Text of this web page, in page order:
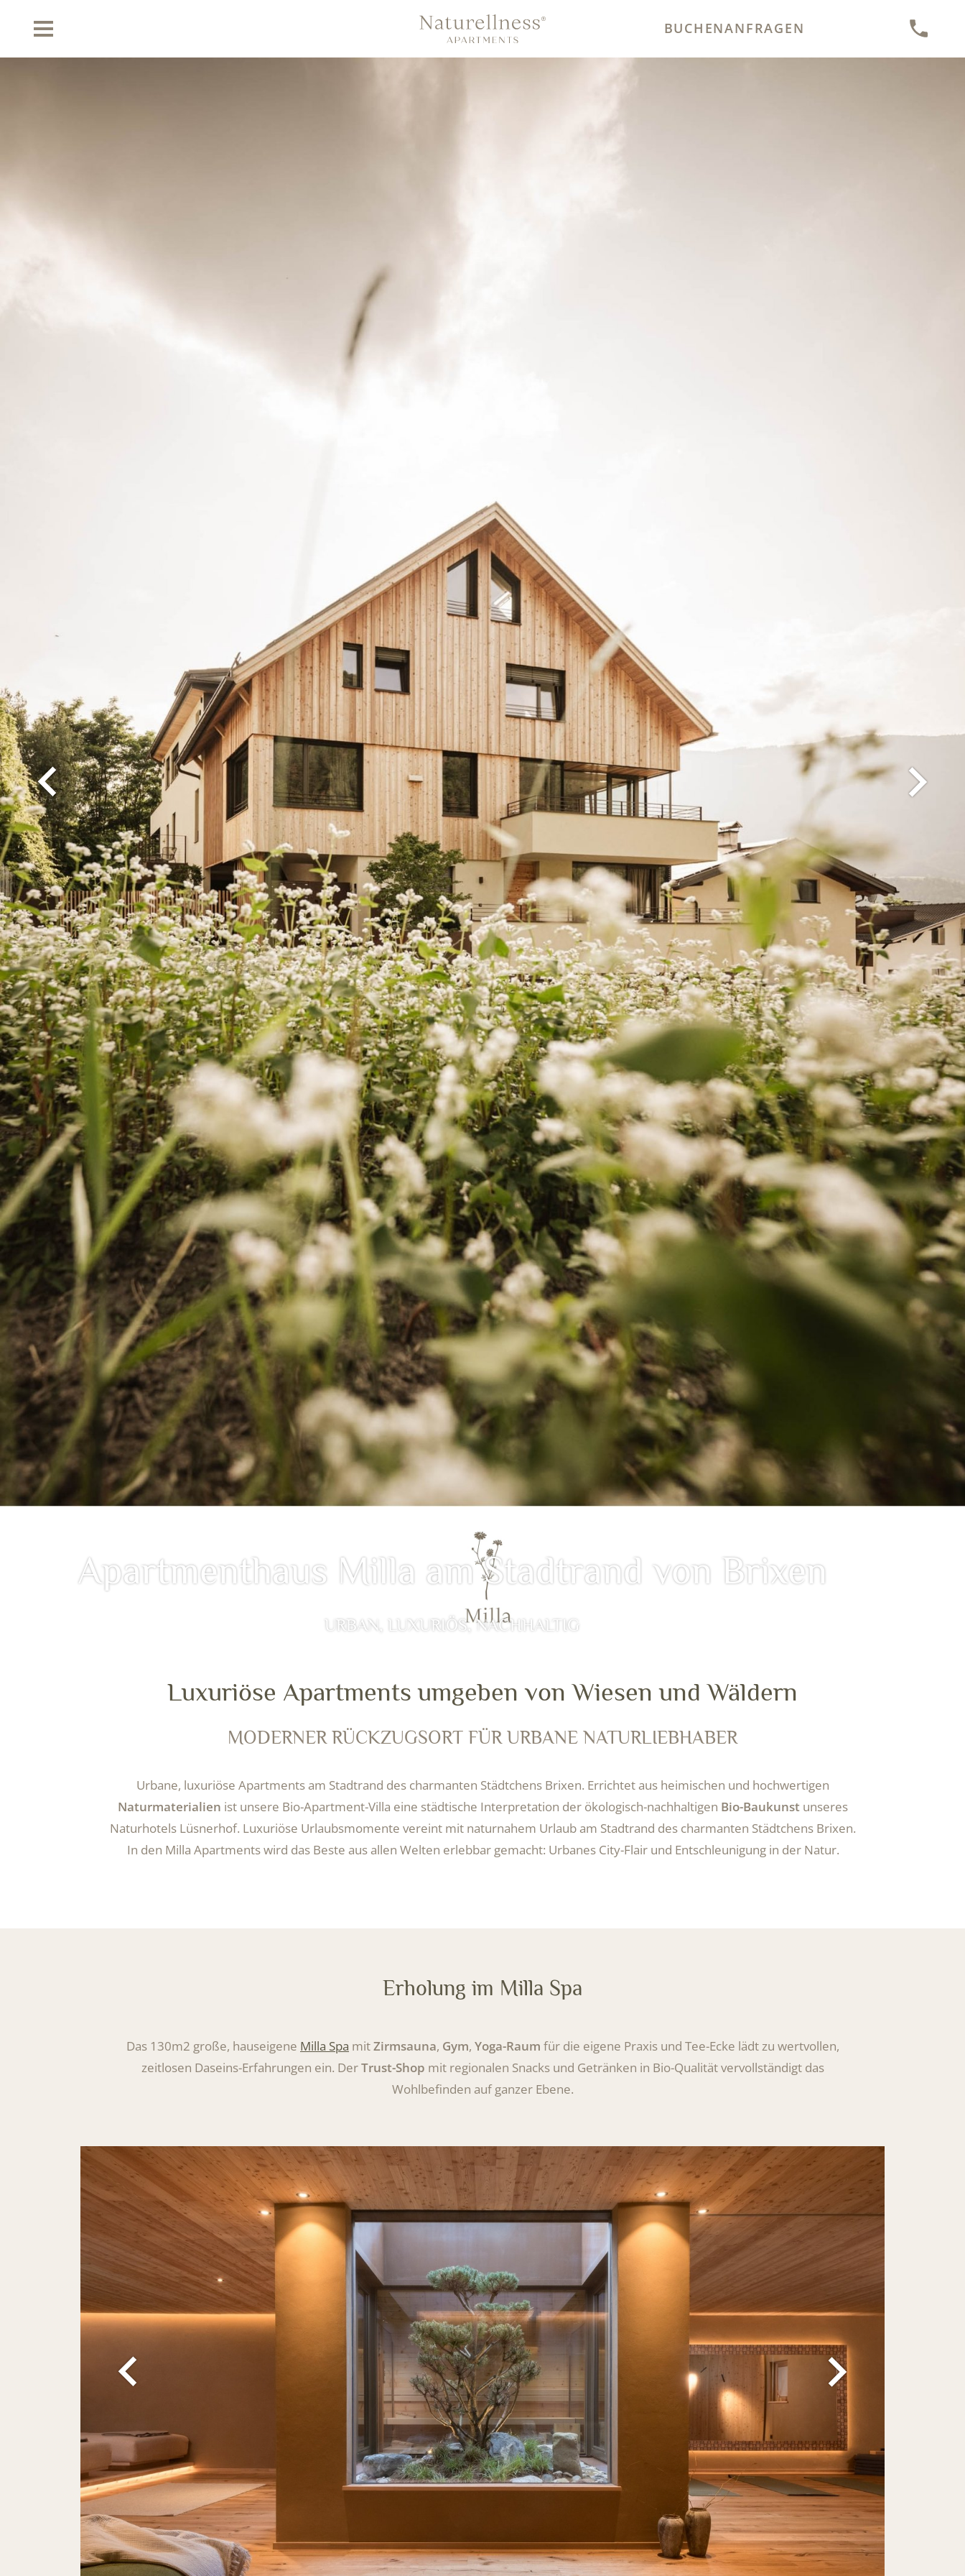
BUCHENANFRAGEN
Apartmenthaus Milla am Stadtrand von Brixen
URBAN, LUXURIÖS, NACHHALTIG
Luxuriöse Apartments umgeben von Wiesen und Wäldern
MODERNER RÜCKZUGSORT FÜR URBANE NATURLIEBHABER
Urbane, luxuriöse Apartments am Stadtrand des charmanten Städtchens Brixen. Errichtet aus heimischen und hochwertigen
Naturmaterialien ist unsere Bio-Apartment-Villa eine städtische Interpretation der ökologisch-nachhaltigen Bio-Baukunst unseres
Naturhotels Lüsnerhof. Luxuriöse Urlaubsmomente vereint mit naturnahem Urlaub am Stadtrand des charmanten Städtchens Brixen.
In den Milla Apartments wird das Beste aus allen Welten erlebbar gemacht: Urbanes City-Flair und Entschleunigung in der Natur.
Erholung im Milla Spa
Das 130m2 große, hauseigene Milla Spa mitZirmsauna, Gym, Yoga-Raum für die eigene Praxis und Tee-Ecke lädt zu wertvollen,
zeitlosen Daseins-Erfahrungen ein. DerTrust-Shop mit regionalen Snacks und Getränken in Bio-Qualität vervollständigt das
Wohlbefinden auf ganzer Ebene.